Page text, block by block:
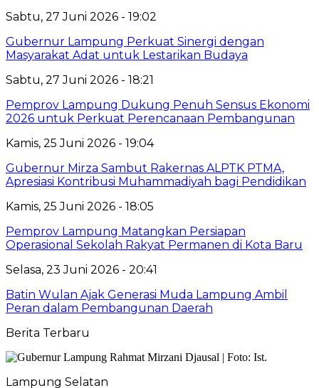
Sabtu, 27 Juni 2026 - 19:02
Gubernur Lampung Perkuat Sinergi dengan
Masyarakat Adat untuk Lestarikan Budaya
Sabtu, 27 Juni 2026 - 18:21
Pemprov Lampung Dukung Penuh Sensus Ekonomi
2026 untuk Perkuat Perencanaan Pembangunan
Kamis, 25 Juni 2026 - 19:04
Gubernur Mirza Sambut Rakernas ALPTK PTMA,
Apresiasi Kontribusi Muhammadiyah bagi Pendidikan
Kamis, 25 Juni 2026 - 18:05
Pemprov Lampung Matangkan Persiapan
Operasional Sekolah Rakyat Permanen di Kota Baru
Selasa, 23 Juni 2026 - 20:41
Batin Wulan Ajak Generasi Muda Lampung Ambil
Peran dalam Pembangunan Daerah
Berita Terbaru
Lampung Selatan